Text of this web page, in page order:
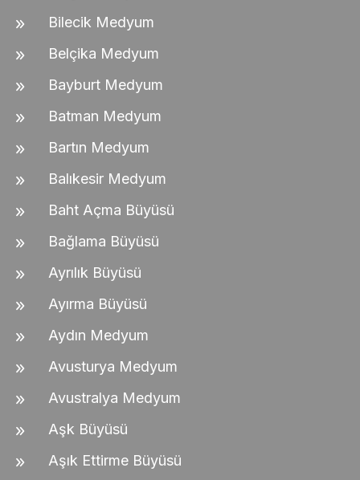
Bilecik Medyum
Belçika Medyum
Bayburt Medyum
Batman Medyum
Bartın Medyum
Balıkesir Medyum
Baht Açma Büyüsü
Bağlama Büyüsü
Ayrılık Büyüsü
Ayırma Büyüsü
Aydın Medyum
Avusturya Medyum
Avustralya Medyum
Aşk Büyüsü
Aşık Ettirme Büyüsü